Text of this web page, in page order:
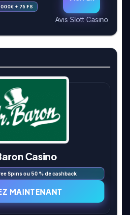
+ 75 FS
Avis Slott Casino
Casino
Spins ou 50 % de cashback
MAINTENANT